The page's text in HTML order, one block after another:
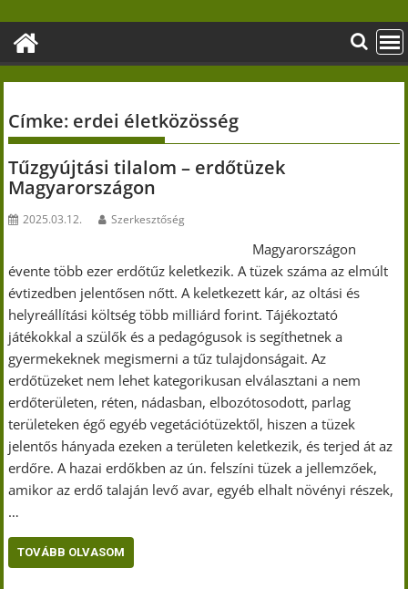
content
Címke: erdei életközösség
Tűzgyújtási tilalom – erdőtüzek
Magyarországon
2025.03.12. Szerkesztőség
Magyarországon
évente több ezer erdőtűz keletkezik. A tüzek száma az elmúlt
évtizedben jelentősen nőtt. A keletkezett kár, az oltási és
helyreállítási költség több milliárd forint. Tájékoztató
játékokkal a szülők és a pedagógusok is segíthetnek a
gyermekeknek megismerni a tűz tulajdonságait. Az
erdőtüzeket nem lehet kategorikusan elválasztani a nem
erdőterületen, réten, nádasban, elbozótosodott, parlag
területeken égő egyéb vegetációtüzektől, hiszen a tüzek
jelentős hányada ezeken a területen keletkezik, és terjed át az
erdőre. A hazai erdőkben az ún. felszíni tüzek a jellemzőek,
amikor az erdő talaján levő avar, egyéb elhalt növényi részek,
…
TOVÁBB OLVASOM